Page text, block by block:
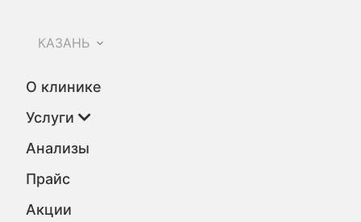
КАЗАНЬ
О клинике
Услуги
Анализы
Прайс
Акции